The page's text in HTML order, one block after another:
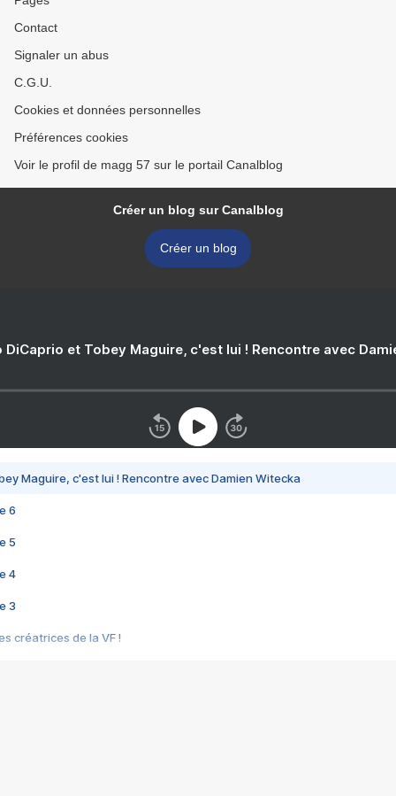
Contact
Signaler un abus
C.G.U.
Cookies et données personnelles
Préférences cookies
Voir le profil de magg 57 sur le portail Canalblog
Créer un blog sur Canalblog
Créer un blog
DiCaprio et Tobey Maguire, c'est lui ! Rencontre avec
Maguire, c'est lui ! Rencontre avec Damien Witecka
6
5
4
3
créatrices de la VF !